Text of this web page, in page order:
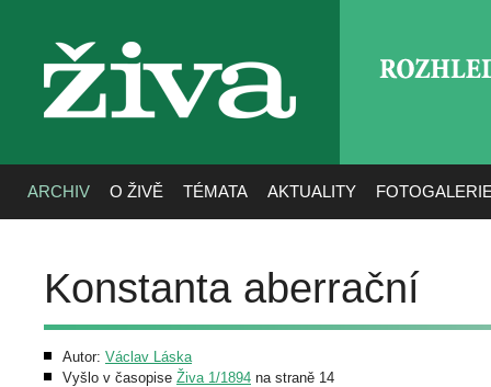
živa
ARCHIV O ŽIVĚ TÉMATA AKTUALITY
Konstanta aberrační
Autor: Václav Láska
Vyšlo v časopise Živa 1/1894 na straně 14